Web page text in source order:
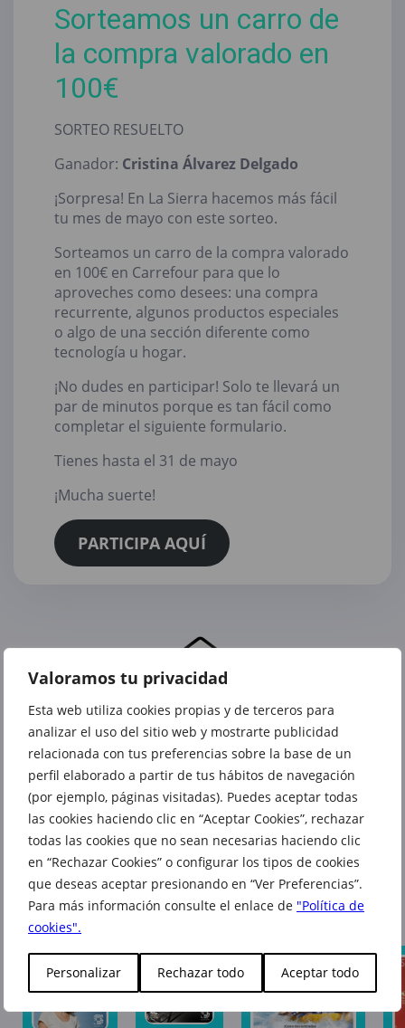
Valoramos tu privacidad
Esta web utiliza cookies propias y de terceros para
analizar el uso del sitio web y mostrarte publicidad
relacionada con tus preferencias sobre la base de un
perfil elaborado a partir de tus hábitos de navegación
(por ejemplo, páginas visitadas). Puedes aceptar todas
las cookies haciendo clic en “Aceptar Cookies”, rechazar
todas las cookies que no sean necesarias haciendo clic
en “Rechazar Cookies” o configurar los tipos de cookies
que deseas aceptar presionando en “Ver Preferencias”.
Para más información consulte el enlace de "Política de
cookies".
Personalizar Rechazar todo Aceptar todo
Sorteamos un carro de
la compra valorado en
100€
SORTEO RESUELTO
Ganador: Cristina Álvarez Delgado
¡Sorpresa! En La Sierra hacemos más fácil
tu mes de mayo con este sorteo.
Sorteamos un carro de la compra valorado
en 100€ en Carrefour para que lo
aproveches como desees: una compra
recurrente, algunos productos especiales
o algo de una sección diferente como
tecnología u hogar.
¡No dudes en participar! Solo te llevará un
par de minutos porque es tan fácil como
completar el siguiente formulario.
Tienes hasta el 31 de mayo
¡Mucha suerte!
PARTICIPA AQUÍ
También te puede interesar